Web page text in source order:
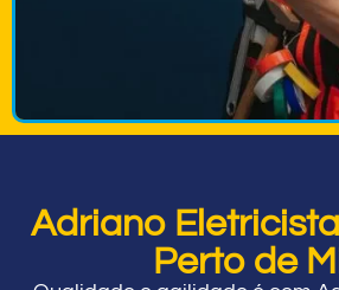
Adriano
Perto de